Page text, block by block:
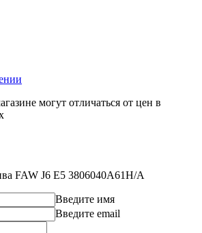
могут отличаться от цен в
FAW J6 Е5 3806040A61H/A
Введите имя
Введите email